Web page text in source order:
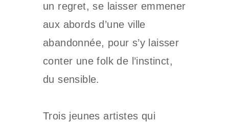
un regret, se laisser emmener
aux abords d’une ville
abandonnée, pour s’y laisser
conter une folk de l’instinct,
du sensible.
Trois jeunes artistes qui